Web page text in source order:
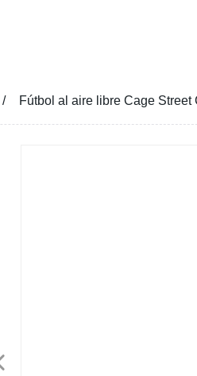
Fútbol al aire libre Cage